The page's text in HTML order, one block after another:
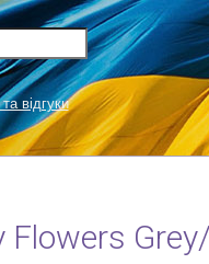
відгуки
Flowers